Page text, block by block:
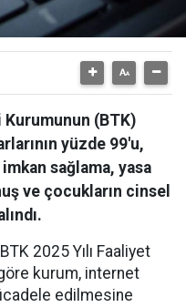
(BTK)
yüzde 99'u,
sağlama, yasa
ve çocukların cinsel
2025 Yılı Faaliyet
kurum, internet
edilmesine